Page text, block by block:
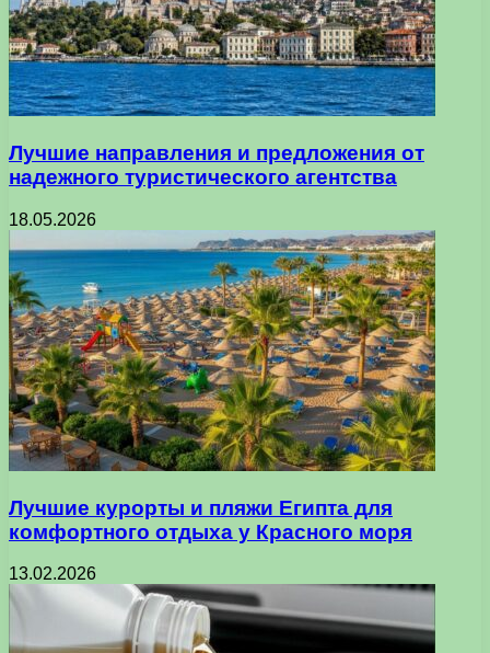
Лучшие направления и предложения от
надежного туристического агентства
18.05.2026
Лучшие курорты и пляжи Египта для
комфортного отдыха у Красного моря
13.02.2026